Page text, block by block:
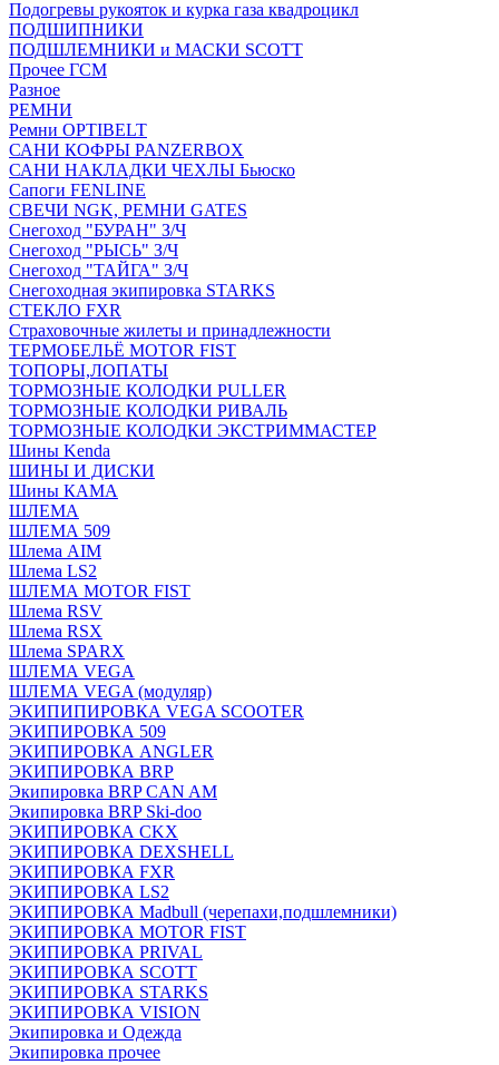
Подогревы рукояток и курка газа квадроцикл
ПОДШИПНИКИ
ПОДШЛЕМНИКИ и МАСКИ SCOTT
Прочее ГСМ
Разное
РЕМНИ
Ремни OPTIBELT
САНИ КОФРЫ PANZERBOX
САНИ НАКЛАДКИ ЧЕХЛЫ Бьюско
Сапоги FENLINE
СВЕЧИ NGK, РЕМНИ GATES
Снегоход "БУРАН" З/Ч
Снегоход "РЫСЬ" З/Ч
Снегоход "ТАЙГА" З/Ч
Снегоходная экипировка STARKS
СТЕКЛО FXR
Страховочные жилеты и принадлежности
ТЕРМОБЕЛЬЁ MOTOR FIST
ТОПОРЫ,ЛОПАТЫ
ТОРМОЗНЫЕ КОЛОДКИ PULLER
ТОРМОЗНЫЕ КОЛОДКИ РИВАЛЬ
ТОРМОЗНЫЕ КОЛОДКИ ЭКСТРИММАСТЕР
Шины Kenda
ШИНЫ И ДИСКИ
Шины КАМА
ШЛЕМА
ШЛЕМА 509
Шлема AIM
Шлема LS2
ШЛЕМА MOTOR FIST
Шлема RSV
Шлема RSX
Шлема SPARX
ШЛЕМА VEGA
ШЛЕМА VEGA (модуляр)
ЭКИПИПИРОВКА VEGA SCOOTER
ЭКИПИРОВКА 509
ЭКИПИРОВКА ANGLER
ЭКИПИРОВКА BRP
Экипировка BRP CAN AM
Экипировка BRP Ski-doo
ЭКИПИРОВКА CKX
ЭКИПИРОВКА DEXSHELL
ЭКИПИРОВКА FXR
ЭКИПИРОВКА LS2
ЭКИПИРОВКА Madbull (черепахи,подшлемники)
ЭКИПИРОВКА MOTOR FIST
ЭКИПИРОВКА PRIVAL
ЭКИПИРОВКА SCOTT
ЭКИПИРОВКА STARKS
ЭКИПИРОВКА VISION
Экипировка и Одежда
Экипировка прочее